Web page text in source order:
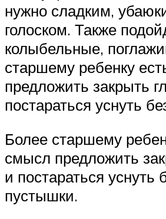
нужно сладким,
голоском. Также
колыбельные,
старшему ребенку
предложить закрыть
постараться уснуть
Более старшему
смысл предложить
и постараться уснуть
пустышки.